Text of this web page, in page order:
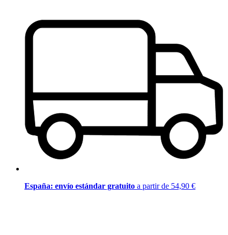
España: envío estándar gratuito a partir de 54,90 €